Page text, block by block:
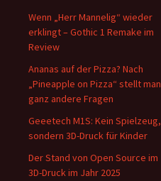
Wenn „Herr Mannelig“ wieder
erklingt – Gothic 1 Remake im
Review
Ananas auf der Pizza? Nach
„Pineapple on Pizza“ stellt man
ganz andere Fragen
Geeetech M1S: Kein Spielzeug,
sondern 3D-Druck für Kinder
Der Stand von Open Source im
3D-Druck im Jahr 2025